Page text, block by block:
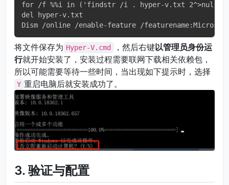
for /f %%i in ('findstr /i . hyper-v.txt 2^>nul') do
del hyper-v.txt
Dism /online /enable-feature /
将文件保存为 Hyper-V.cmd ，然后右键以管理员身份运
行就开始安装了，安装过程需要联网下载相关依赖包，
所以可能需要等待一些时间，当出现如下提示时，选择
Y 重启电脑后就安装成功了。
3. 验证与配置